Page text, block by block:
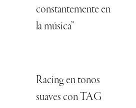
constantemente en
la música”
Racing en tonos
suaves con TAG